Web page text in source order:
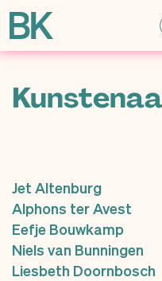
Jet Altenburg
Alphons ter Avest
Eefje Bouwkamp
Niels van Bunningen
Liesbeth Doornbosch